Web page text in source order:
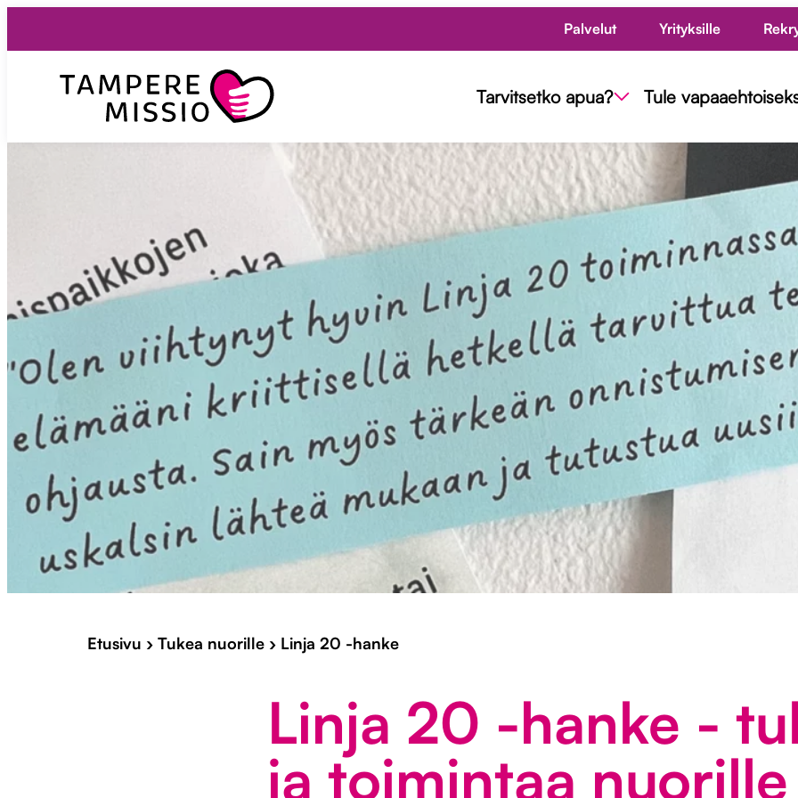
TampereMissio
Tarvitsetko apua? Tule
Palvelut Yrityksille
Etusivu › Tukea nuorille › Linja 20 -hanke
Linja 20 -hanke -
ja toimintaa nuorille